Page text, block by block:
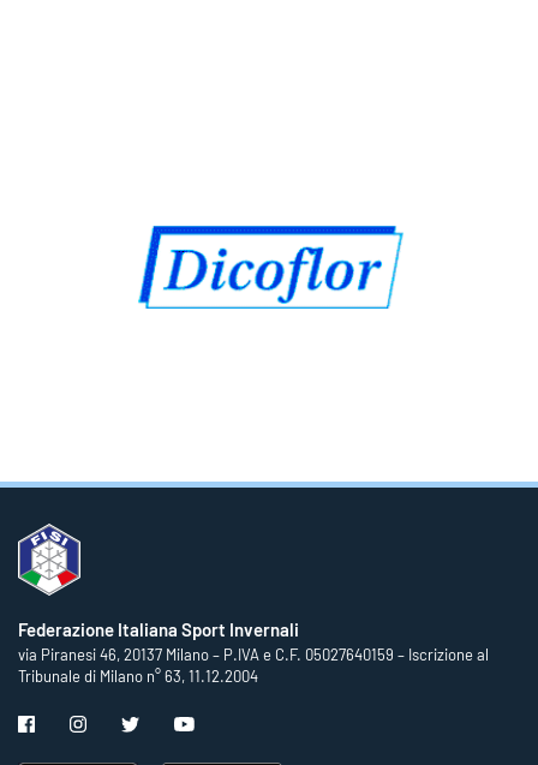
Federazione Italiana Sport Invernali
via Piranesi 46, 20137 Milano – P.IVA e C.F. 05027640159 – Iscrizione al
Tribunale di Milano n° 63, 11.12.2004